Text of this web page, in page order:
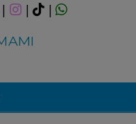
| |
|